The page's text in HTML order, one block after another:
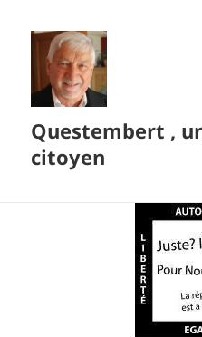
Questembert ,
citoyen